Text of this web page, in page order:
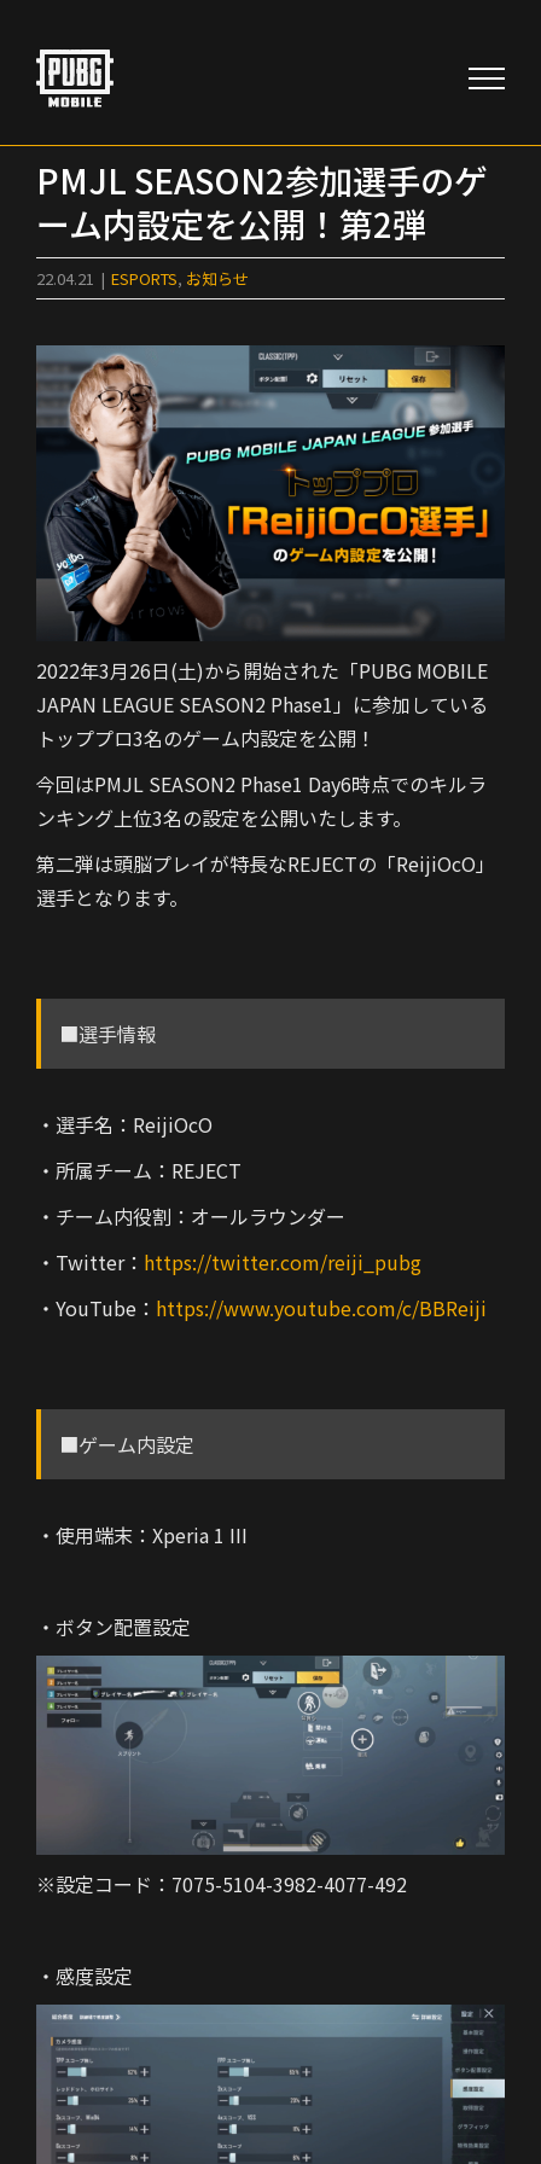
content
PMJL SEASON2参加選手のゲ
ーム内設定を公開！第2弾
22.04.21 | ESPORTS, お知らせ
2022年3月26日(土)から開始された「PUBG MOBILE
JAPAN LEAGUE SEASON2 Phase1」に参加している
トッププロ3名のゲーム内設定を公開！
今回はPMJL SEASON2 Phase1 Day6時点でのキルラ
ンキング上位3名の設定を公開いたします。
第二弾は頭脳プレイが特長なREJECTの「ReijiOcO」
選手となります。
■選手情報
・選手名：ReijiOcO
・所属チーム：REJECT
・チーム内役割：オールラウンダー
・Twitter： https://twitter.com/reiji_pubg
・YouTube： https://www.youtube.com/c/BBReiji
■ゲーム内設定
・使用端末：Xperia 1 III
・ボタン配置設定
※設定コード：7075-5104-3982-4077-492
・感度設定